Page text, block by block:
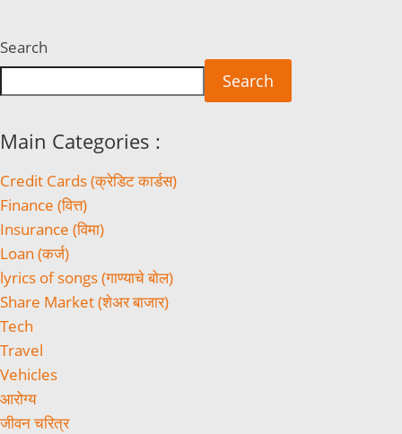
Search
Search
Main Categories :
Credit Cards (क्रेडिट कार्डस)
Finance (वित्त)
Insurance (विमा)
Loan (कर्ज)
lyrics of songs (गाण्याचे बोल)
Share Market (शेअर बाजार)
Tech
Travel
Vehicles
आरोग्य
जीवन चरित्र